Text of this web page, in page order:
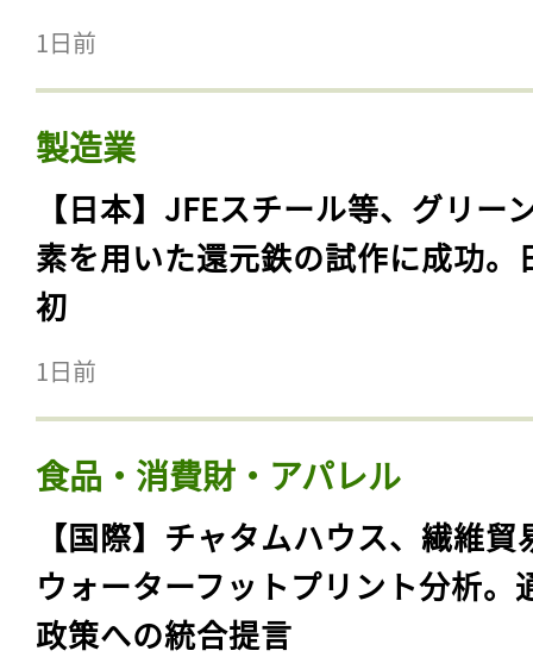
1日前
製造業
【日本】JFEスチール等、グリー
素を用いた還元鉄の試作に成功。
初
1日前
食品・消費財・アパレル
【国際】チャタムハウス、繊維貿
ウォーターフットプリント分析。
政策への統合提言